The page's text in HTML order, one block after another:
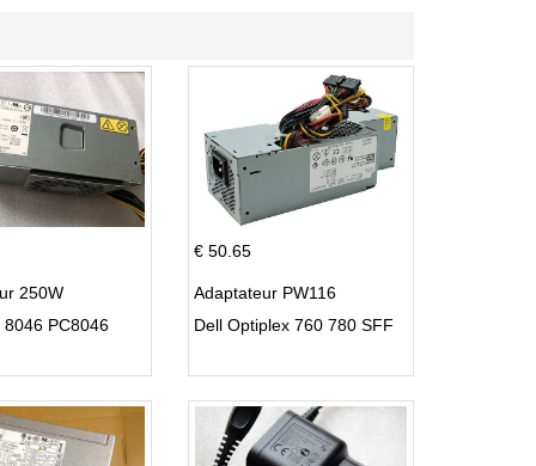
250W
8046 PC8046
€ 50.65
Adaptateur PW116
Dell Optiplex 760 780 SFF